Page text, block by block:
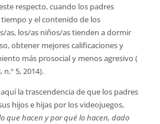
respecto, cuando los padres
y el contenido de los
as, los/as niños/as tienden a dormir
obtener mejores calificaciones y
más prosocial y menos agresivo (
n.º 5, 2014).
la trascendencia de que los padres
hijos e hijas por los videojuegos,
que hacen y por qué lo hacen, dado